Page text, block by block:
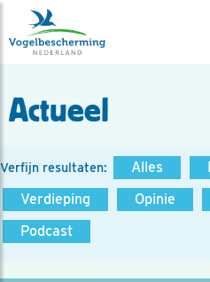
Actueel
Verfijn resultaten: Alles
Verdieping
Opinie
Podcast